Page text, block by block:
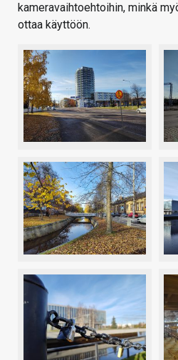
kameravaihtoehtoihin, minkä
ottaa käyttöön.